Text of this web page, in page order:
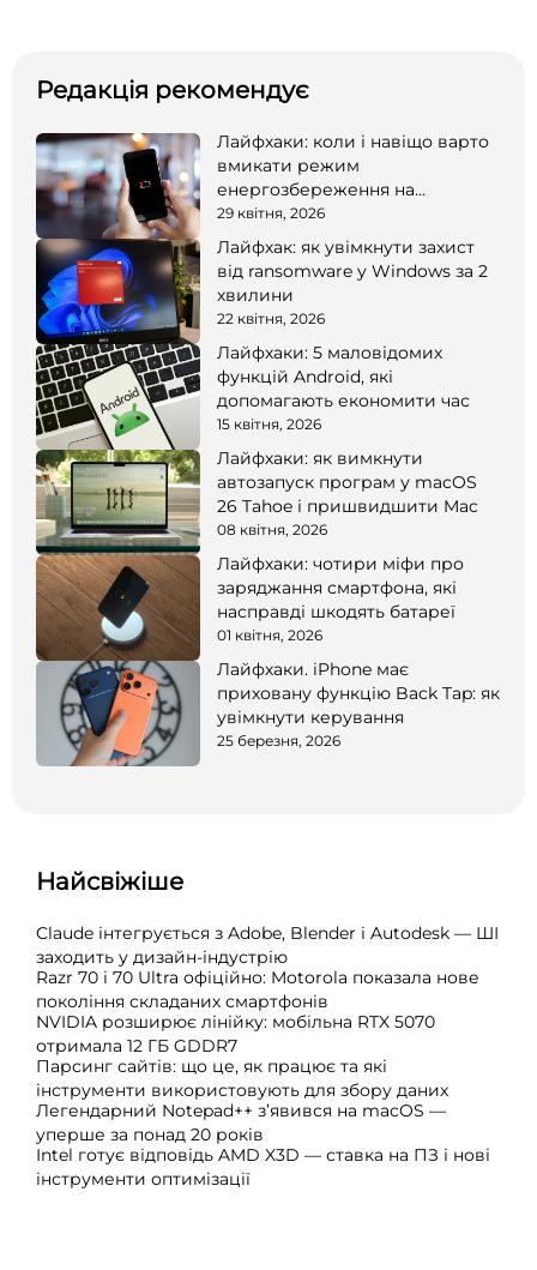
Редакція рекомендує
Лайфхаки: коли і навіщо варто
вмикати режим
енергозбереження на
смартфоні
29 квітня, 2026
Лайфхак: як увімкнути захист
від ransomware у Windows за 2
хвилини
22 квітня, 2026
Лайфхаки: 5 маловідомих
функцій Android, які
допомагають економити час
15 квітня, 2026
Лайфхаки: як вимкнути
автозапуск програм у macOS
26 Tahoe і пришвидшити Mac
08 квітня, 2026
Лайфхаки: чотири міфи про
заряджання смартфона, які
насправді шкодять батареї
01 квітня, 2026
Лайфхаки. iPhone має
приховану функцію Back Tap: як
увімкнути керування
25 березня, 2026
Найсвіжіше
Claude інтегрується з Adobe, Blender і Autodesk — ШІ
заходить у дизайн-індустрію
Razr 70 і 70 Ultra офіційно: Motorola показала нове
покоління складаних смартфонів
NVIDIA розширює лінійку: мобільна RTX 5070
отримала 12 ГБ GDDR7
Парсинг сайтів: що це, як працює та які
інструменти використовують для збору даних
Легендарний Notepad++ з’явився на macOS —
уперше за понад 20 років
Intel готує відповідь AMD X3D — ставка на ПЗ і нові
інструменти оптимізації